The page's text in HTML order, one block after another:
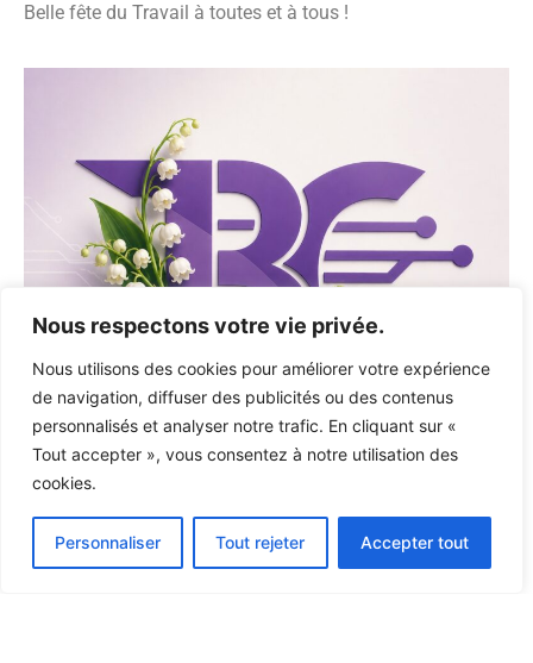
Nous respectons votre vie privée.
Nous utilisons des cookies pour améliorer votre expérience
de navigation, diffuser des publicités ou des contenus
personnalisés et analyser notre trafic. En cliquant sur «
Tout accepter », vous consentez à notre utilisation des
cookies.
Personnaliser Tout rejeter Accepter tout
Belle fête du Travail à toutes et à tous !